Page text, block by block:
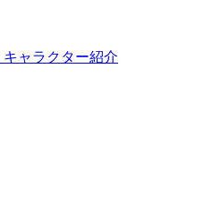
キャラクター紹介